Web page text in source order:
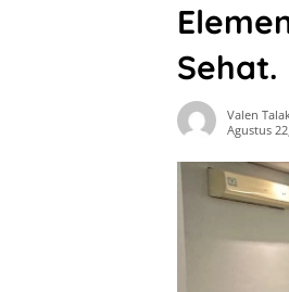
Sehat.
Valen
Agustus